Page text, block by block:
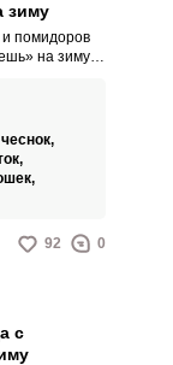
зиму
и помидоров
на зиму –
и помидоры,
будут
и сочным
чеснок,
92 0
с